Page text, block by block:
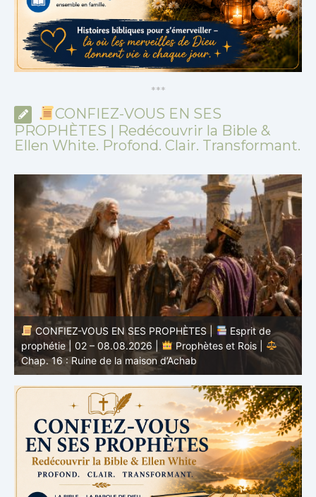
***
CONFIEZ-VOUS EN SES
PROPHÈTES | Redécouvrir la Bible &
Ellen White. Profond. Clair. Transformant.
CONFIEZ-VOUS EN SES PROPHÈTES |
Étude
biblique | 02.08.2026 |
Job |
Chap.37 – Devant la
voix de Dieu